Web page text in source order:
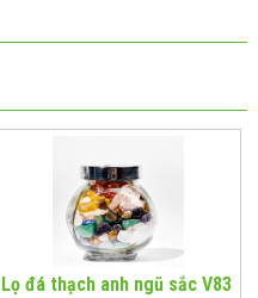
Lọ đá thạch anh ngũ sắc V83